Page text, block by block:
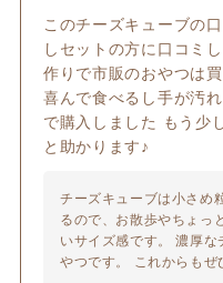
このチーズキューブの
しセットの方に口コミ
作りで市販のおやつは
喜んで食べるし手が汚
で購入しました もう少
と助かります♪
チーズキューブは小さめ
るので、お散歩やちょっ
いサイズ感です。 濃厚
やつです。 これからもぜ